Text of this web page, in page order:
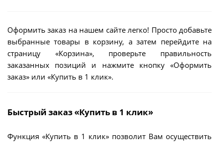
Оформить заказ на нашем сайте легко! Просто добавьте
выбранные товары в корзину, а затем перейдите на
страницу «Корзина», проверьте правильность
заказанных позиций и нажмите кнопку «Оформить
заказ» или «Купить в 1 клик».
Быстрый заказ «Купить в 1 клик»
Функция «Купить в 1 клик» позволит Вам осуществить